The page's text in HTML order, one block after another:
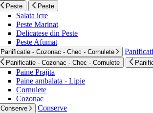
Peste Peste
Salata icre
Peste Marinat
Delicatese din Peste
Peste Afumat
Panificatie - Cozonac - Chec - Cornulete
Panificatie - Cozonac - Chec - Cornulete
Paine Prajita
Paine ambalata - Lipie
Cornulete
Cozonac
Conserve Conserve